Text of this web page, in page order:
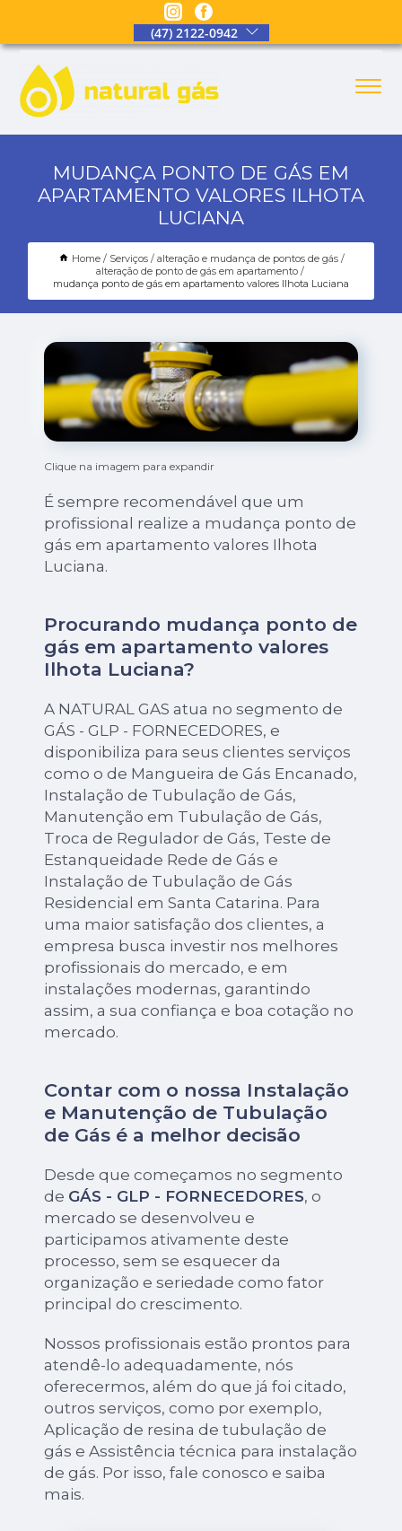
(47) 2122-0942
MUDANÇA PONTO DE GÁS EM
APARTAMENTO VALORES ILHOTA
LUCIANA
Home Serviços
alteração e mudança de pontos de gás
alteração de ponto de gás em apartamento
mudança ponto de gás em apartamento valores Ilhota Luciana
Clique na imagem para expandir
É sempre recomendável que um
profissional realize a mudança ponto de
gás em apartamento valores Ilhota
Luciana.
Procurando mudança ponto de
gás em apartamento valores
Ilhota Luciana?
A NATURAL GAS atua no segmento de
GÁS - GLP - FORNECEDORES, e
disponibiliza para seus clientes serviços
como o de Mangueira de Gás Encanado,
Instalação de Tubulação de Gás,
Manutenção em Tubulação de Gás,
Troca de Regulador de Gás, Teste de
Estanqueidade Rede de Gás e
Instalação de Tubulação de Gás
Residencial em Santa Catarina. Para
uma maior satisfação dos clientes, a
empresa busca investir nos melhores
profissionais do mercado, e em
instalações modernas, garantindo
assim, a sua confiança e boa cotação no
mercado.
Contar com o nossa Instalação
e Manutenção de Tubulação
de Gás é a melhor decisão
Desde que começamos no segmento
de GÁS - GLP - FORNECEDORES, o
mercado se desenvolveu e
participamos ativamente deste
processo, sem se esquecer da
organização e seriedade como fator
principal do crescimento.
Nossos profissionais estão prontos para
atendê-lo adequadamente, nós
oferecermos, além do que já foi citado,
outros serviços, como por exemplo,
Aplicação de resina de tubulação de
gás e Assistência técnica para instalação
de gás. Por isso, fale conosco e saiba
mais.